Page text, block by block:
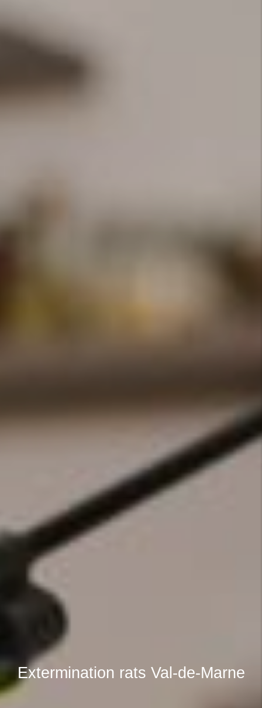
Extermination rats Val-de-Marne